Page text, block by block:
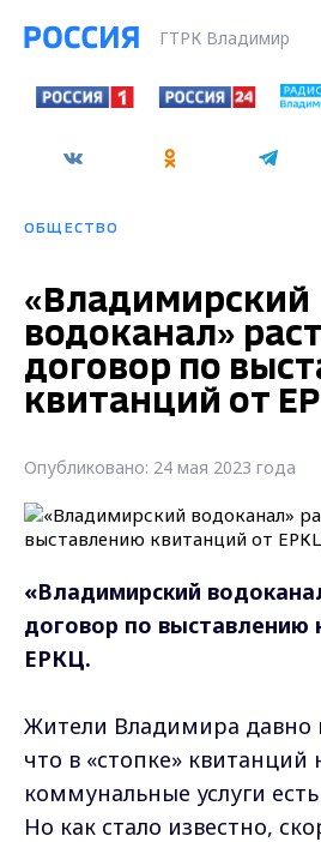
ГТРК Владимир
ОБЩЕСТВО
«Владимирский
водоканал»
договор по
квитанций от
Опубликовано: 24 мая 2023 года
«Владимирский
договор по выставлению
ЕРКЦ.
Жители Владимира давно
что в «стопке» квитанций
коммунальные услуги
Но как стало известно,